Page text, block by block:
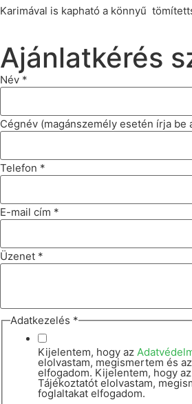
Karimával is kapható a könnyű
Ajánlatkérés
Név *
Cégnév (magánszemély esetén írja be
Telefon *
E-mail cím *
Üzenet *
Adatkezelés *
Kijelentem, hogy az
elolvastam, megismertem és
elfogadom. Kijelentem, hogy az Adatvédelmi
Tájékoztatót elolvastam,
foglaltakat elfogadom.